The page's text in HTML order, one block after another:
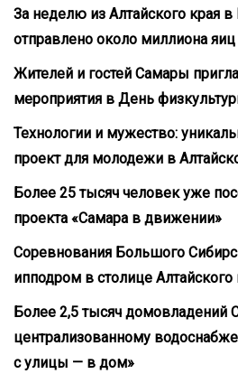
За неделю из Алтайского края
отправлено около миллиона яиц
Жителей и гостей Самары
мероприятия в День
Технологии и мужество:
проект для молодежи в
Более 25 тысяч человек уже
проекта «Самара в движении»
Соревнования Большого
ипподром в столице Алтайского
Более 2,5 тысяч
централизованному
с улицы — в дом»